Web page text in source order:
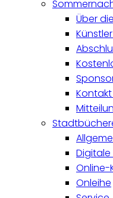
Über
Onleihe